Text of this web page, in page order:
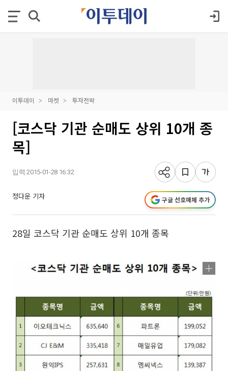
이투데이 마켓 투자전략
[코스닥 기관 순매도 상위 10개 종
목]
입력 2015-01-28 16:32
정다운 기자 구글 선호매체 추가
28일 코스닥 기관 순매도 상위 10개 종목